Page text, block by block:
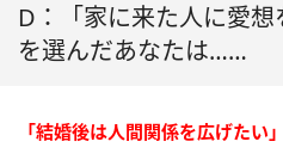
D：「家に来た人に愛想
を選んだあなたは……
「結婚後は人間関係を広げたい」